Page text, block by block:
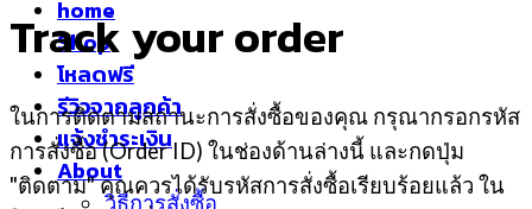
home
Shop
โหลดฟรี
รีวิวจากลูกค้า
แจ้งชำระเงิน
About
วิธีการสั่งซื้อ
Track your order
ในการติดตามสถานะการสั่งซื้อของคุณ กรุณากรอกรหัส
การสั่งซื้อ (Order ID) ในช่องด้านล่างนี้ และกดปุ่ม
"ติดตาม" คุณควรได้รับรหัสการสั่งซื้อเรียบร้อยแล้ว ใน